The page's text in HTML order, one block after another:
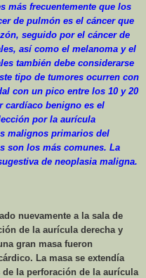
más frecuentemente que los
de pulmón es el cáncer que
seguido por el cáncer de
así como el melanoma y el
también debe considerarse
tipo de tumores ocurren con
con un pico entre los 10 y 20
cardíaco benigno es el
por la aurícula
malignos primarios del
son los más comunes. La
de neoplasia maligna.
nuevamente a la sala de
de la aurícula derecha y
gran masa fueron
La masa se extendía
la perforación de la aurícula